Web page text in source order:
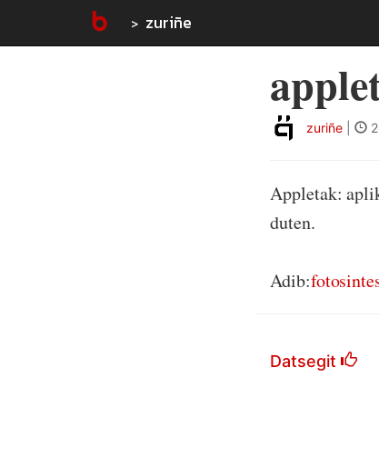
zuriñe
zuriñe
Appletak:
duten.
Adib:
Datsegit